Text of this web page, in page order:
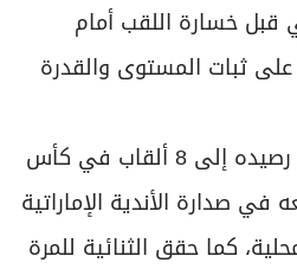
خسارة اللقب أمام
ثبات المستوى والقدرة
وبهذا الإنجاز، رفع العين رصيده إلى 8 ألقاب في كأس
صدارة الأندية الإماراتية
كما حقق الثنائية للمرة